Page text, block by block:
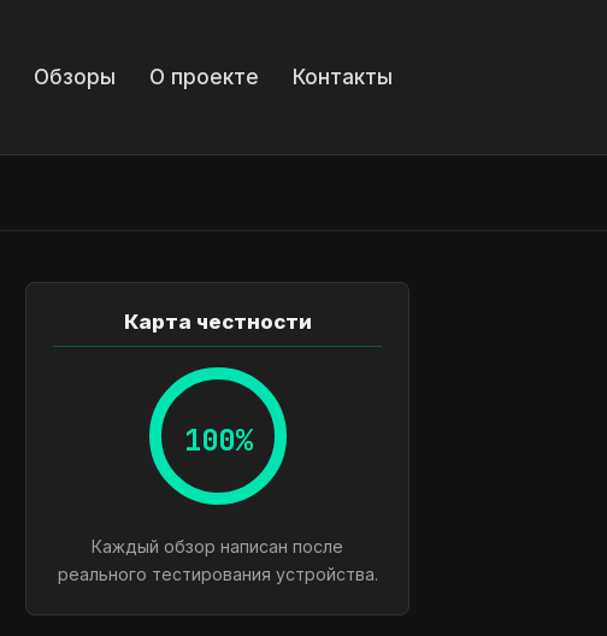
Обзоры О проекте Контакты
Карта честности
100%
Каждый обзор написан после
реального тестирования устройства.